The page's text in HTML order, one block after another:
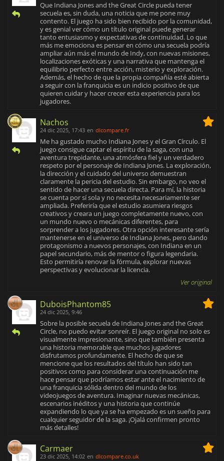
Que Indiana Jones and the Great Circle pueda tener
secuela es, sin duda, una noticia que me pone muy
contento. El juego ha sido bien recibido por la comunidad,
y es genial ver cómo un título original puede generar
tanto entusiasmo y expectativas de continuidad. Lo que
más me emociona es pensar en cómo una secuela podría
ampliar aún más el mundo de Indy, con nuevas misiones,
localizaciones exóticas y una narrativa que mantenga el
equilibrio perfecto entre acción, misterio y exploración.
Además, el hecho de que la propia compañía esté abierta
a seguir con la franquicia es un indicio positivo de que
quieren cuidar y hacer crecer esta experiencia para los
jugadores.
Nachos
24 dic 2025, 17:43 en dlcompare.fr
Me ha gustado mucho Indiana Jones y el Gran Círculo. El
juego consigue captar el espíritu de la saga, con una
aventura trepidante, una atmósfera fiel y un verdadero
respeto por el personaje de Indiana Jones. La exploración,
la dirección y el cuidado del universo demuestran
claramente la pericia del estudio. Sin embargo, no veo el
sentido de hacer una secuela directa. Para mí, la historia
se cuenta por sí sola y no necesita necesariamente ser
ampliada. Preferiría que el estudio asumiera riesgos
creativos y creara un juego completamente nuevo, con
un mundo nuevo o mecánicas diferentes, para
sorprender a los jugadores. Otra opción interesante sería
mantenerse en el universo de Indiana Jones, pero dando
protagonismo a nuevos personajes, con Indiana en un
papel secundario, más de mentor o figura legendaria.
Esto permitiría renovar la fórmula, explorar nuevas
perspectivas y evolucionar la licencia.
Ver original
DuboisPhantom85
24 dic 2025, 9:46
Sobre la posible secuela de Indiana Jones and the Great
Circle, no puedo evitar sonreír. El juego original no solo es
visualmente impresionante, sino que también presenta
una historia memorable que muchos jugadores
disfrutamos profundamente. El hecho de que se
mencione que los resultados del título han sido tan
positivos como para considerar una continuación me
hace pensar que podríamos estar ante el nacimiento de
una franquicia sólida dentro del mundo de los
videojuegos de aventura. Imaginar nuevas mecánicas,
escenarios inéditos y una historia que continúe
expandiendo lo que ya se ha empezado es un sueño para
cualquier seguidor de la saga. ¡Ojalá confirmen pronto
más detalles!
Carmaer
23 dic 2025, 14:02 en dlcompare.co.uk